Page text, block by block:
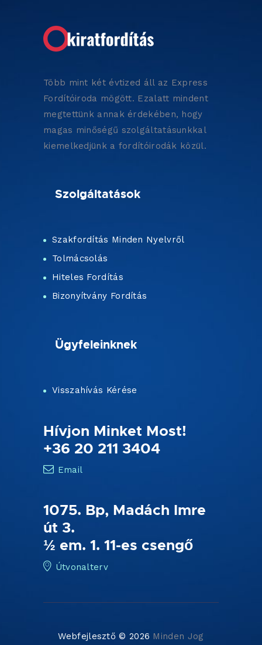
Több mint két évtized áll az Express
Fordítóiroda mögött. Ezalatt mindent
megtettünk annak érdekében, hogy
magas minőségű szolgáltatásunkkal
kiemelkedjünk a fordítóirodák közül.
Szolgáltatások
Szakfordítás Minden Nyelvről
Tolmácsolás
Hiteles Fordítás
Bizonyítvány Fordítás
Ügyfeleinknek
Visszahívás Kérése
Hívjon Minket Most!
+36 20 211 3404
Email
1075. Bp, Madách Imre
út 3.
½ em. 1. 11-es csengő
Útvonalterv
Webfejlesztő © 2026 Minden Jog